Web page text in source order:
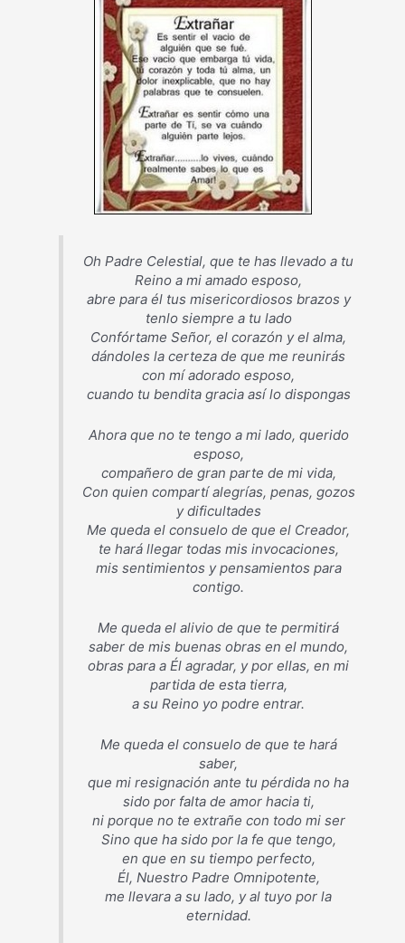
Oh Padre Celestial, que te has llevado a tu
Reino a mi amado esposo,
abre para él tus misericordiosos brazos y
tenlo siempre a tu lado
Confórtame Señor, el corazón y el alma,
dándoles la certeza de que me reunirás
con mí adorado esposo,
cuando tu bendita gracia así lo dispongas
Ahora que no te tengo a mi lado, querido
esposo,
compañero de gran parte de mi vida,
Con quien compartí alegrías, penas, gozos
y dificultades
Me queda el consuelo de que el Creador,
te hará llegar todas mis invocaciones,
mis sentimientos y pensamientos para
contigo.
Me queda el alivio de que te permitirá
saber de mis buenas obras en el mundo,
obras para a Él agradar, y por ellas, en mi
partida de esta tierra,
a su Reino yo podre entrar.
Me queda el consuelo de que te hará
saber,
que mi resignación ante tu pérdida no ha
sido por falta de amor hacia ti,
ni porque no te extrañe con todo mi ser
Sino que ha sido por la fe que tengo,
en que en su tiempo perfecto,
Él, Nuestro Padre Omnipotente,
me llevara a su lado, y al tuyo por la
eternidad.